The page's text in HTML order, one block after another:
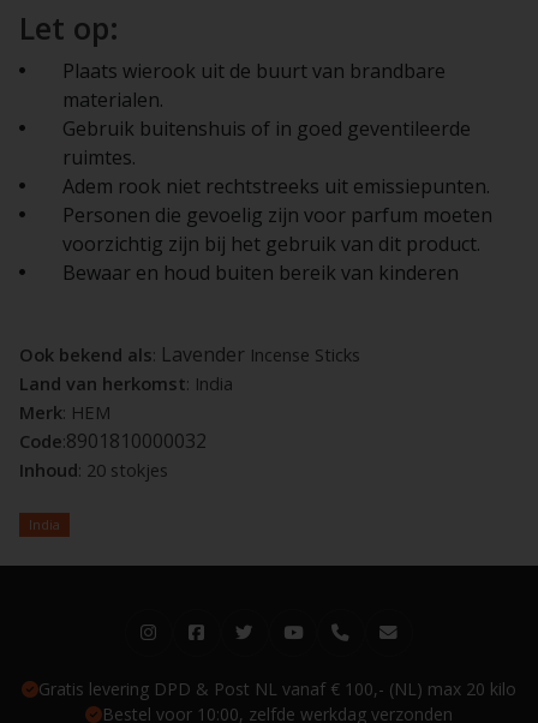
Let op:
Plaats wierook uit de buurt van brandbare
materialen.
Gebruik buitenshuis of in goed geventileerde
ruimtes.
Adem rook niet rechtstreeks uit emissiepunten.
Personen die gevoelig zijn voor parfum moeten
voorzichtig zijn bij het gebruik van dit product.
Bewaar en houd buiten bereik van kinderen
Ook bekend als: Lavender Incense Sticks
Land van herkomst: India
Merk: HEM
Code:8901810000032
Inhoud: 20 stokjes
India
Gratis levering DPD & Post NL vanaf € 100,- (NL) max 20 kilo
Bestel voor 10:00, zelfde werkdag verzonden